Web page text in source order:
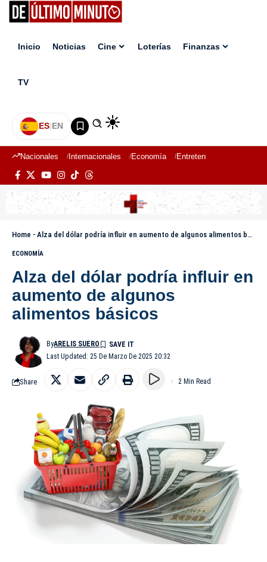
Inicio Noticias Cine Loterías Finanzas
TV
ES|EN
Nacionales Internacionales Economía Entretenimiento
Home - Alza del dólar podría influir en aumento de algunos alimentos básicos
ECONOMÍA
Alza del dólar podría influir en
aumento de algunos
alimentos básicos
Last Updated: 25 De Marzo De 2025 20:32
ByARELIS SUERO
Share 2 Min Read